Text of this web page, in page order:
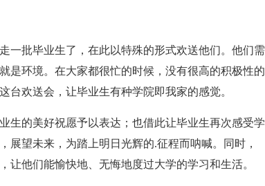
批毕业生了，在此以特殊的形式欢送他们。他们需
是环境。在大家都很忙的时候，没有很高的积极性的
台欢送会，让毕业生有种学院即我家的感觉。
的美好祝愿予以表达；也借此让毕业生再次感受学
展望未来，为踏上明日光辉的.征程而呐喊。同时，
他们能愉快地、无悔地度过大学的学习和生活。